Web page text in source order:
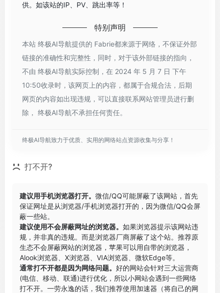
供。如该站的IP、PV、跳出率等！
特别声明
本站 终极AI导航提供的 Fabrie都来源于网络，不保证外部
链接的准确性和完整性，同时，对于该外部链接的指向，
不由 终极AI导航实际控制，在 2024 年 5 月 7 日 下午
10:50收录时，该网页上的内容，都属于合规合法，后期
网页的内容如出现违规，可以直接联系网站管理员进行删
除， 终极AI导航不承担任何责任。
终极AI导航致力于优质、实用的网络站点资源收集与分享！
打不开?
建议用手机浏览器打开。 微信/QQ可能屏蔽了该网站，首先
保证网址是从浏览器/手机浏览器打开的，因为微信/QQ会屏
蔽一些站。
建议使用不会屏蔽网址的浏览器。 如果浏览器提示该网站违
规，并非真的违规。而是浏览器厂商屏蔽了这个站。推荐原
生态不会屏蔽网站的浏览器，苹果可以用自带的浏览器，
Alook浏览器
X浏览器 VIA浏览器 微软Edge等。
通常打不开都是因为网络问题。 好的网站会针对三大运营商
(电信、移动、联通)进行优化，所以小网站会遇到一些网络
打不开。一劳永逸的话，我们推荐使用加速器（将自己的网